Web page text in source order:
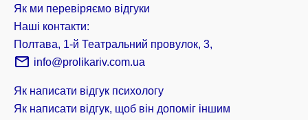
Як ми перевіряємо відгуки
Наші контакти:
Полтава, 1-й Театральний провулок, 3,
info@prolikariv.com.ua
Як написати відгук психологу
Як написати відгук, щоб він допоміг іншим